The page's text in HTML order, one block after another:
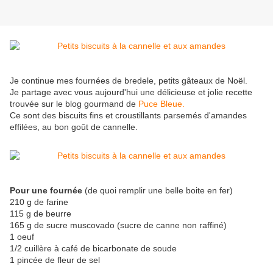
Je continue mes fournées de bredele, petits gâteaux de Noël.
Je partage avec vous aujourd'hui une délicieuse et jolie recette
trouvée sur le blog gourmand de Puce Bleue.
Ce sont des biscuits fins et croustillants parsemés d'amandes
effilées, au bon goût de cannelle.
Pour une fournée (de quoi remplir une belle boite en fer)
210 g de farine
115 g de beurre
165 g de sucre muscovado (sucre de canne non raffiné)
1 oeuf
1/2 cuillère à café de bicarbonate de soude
1 pincée de fleur de sel